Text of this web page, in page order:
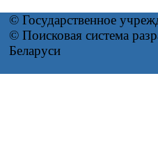
© Государственное
© Поисковая система
Беларуси